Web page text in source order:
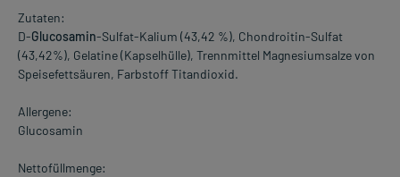
Zutaten:
D-Glucosamin-Sulfat-Kalium (43,42 %), Chondroitin-Sulfat
(43,42%), Gelatine (Kapselhülle), Trennmittel Magnesiumsalze von
Speisefettsäuren, Farbstoff Titandioxid.
Allergene:
Glucosamin
Nettofüllmenge: